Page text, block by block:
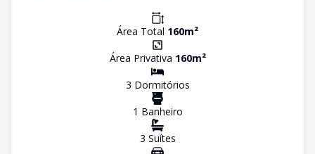
Área Total 160m²
Área Privativa 160m²
3 Dormitórios
1 Banheiro
3 Suítes